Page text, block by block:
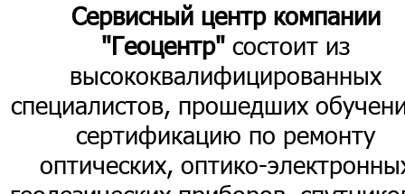
Сервисный центр компании
"Геоцентр" состоит из
высококвалифицированных
специалистов, прошедших
сертификацию по ремонту
оптических, оптико-